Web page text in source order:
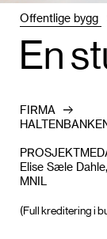
Offentlige bygg
En
FIRMA
Elise Sæle
MNIL
(Full kreditering i